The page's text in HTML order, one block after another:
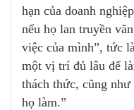
hạn của doanh
nếu họ lan truyền
việc của mình”, tức
một vị trí đủ lâu để
thách thức, cũng như
họ làm.”